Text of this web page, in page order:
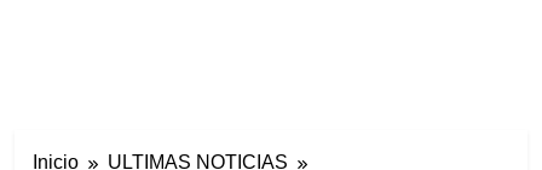
Inicio
ULTIMAS NOTICIAS